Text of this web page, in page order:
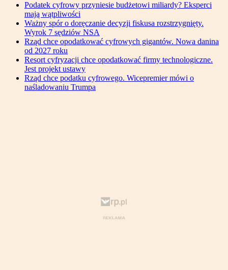
Podatek cyfrowy przyniesie budżetowi miliardy? Eksperci
mają wątpliwości
Ważny spór o doręczanie decyzji fiskusa rozstrzygnięty.
Wyrok 7 sędziów NSA
Rząd chce opodatkować cyfrowych gigantów. Nowa danina
od 2027 roku
Resort cyfryzacji chce opodatkować firmy technologiczne.
Jest projekt ustawy
Rząd chce podatku cyfrowego. Wicepremier mówi o
naśladowaniu Trumpa